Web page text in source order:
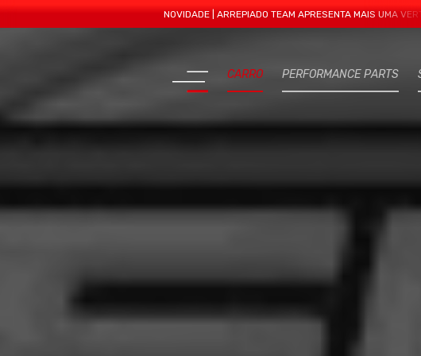
NOVIDADE | ARREPIADO TEAM APRESENTA MAIS UMA VERTENTE -
CARRO PERFORMANCE PARTS